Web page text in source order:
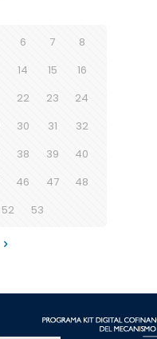
6 7
8
14 15
16
22 23
24
30 31
32
38 39
40
46 47
48
52 53